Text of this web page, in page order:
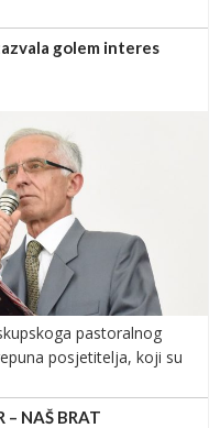
golem interes
pastoralnog
posjetitelja, koji su
– NAŠ BRAT